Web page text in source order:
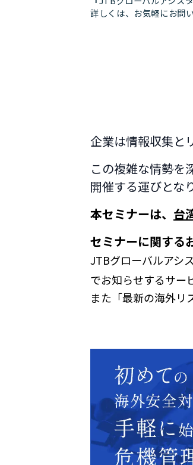
詳しくは、お気軽にお問
企業は情報収集と
この複雑な情勢を
開催する運びとな
本セミナーは、 台
セミナーに関する
JTBグローバルアシ
でお知らせするサー
また「最新の海外リ